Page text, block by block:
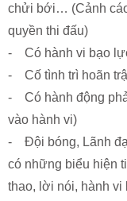
chửi bới… (Cảnh
quyền thi đấu)
- Có hành vi bạo
- Cố tình trì hoãn
- Có hành động
vào hành vi)
- Đội bóng, Lãnh
có những biểu hiện
thao, lời nói, hành vi